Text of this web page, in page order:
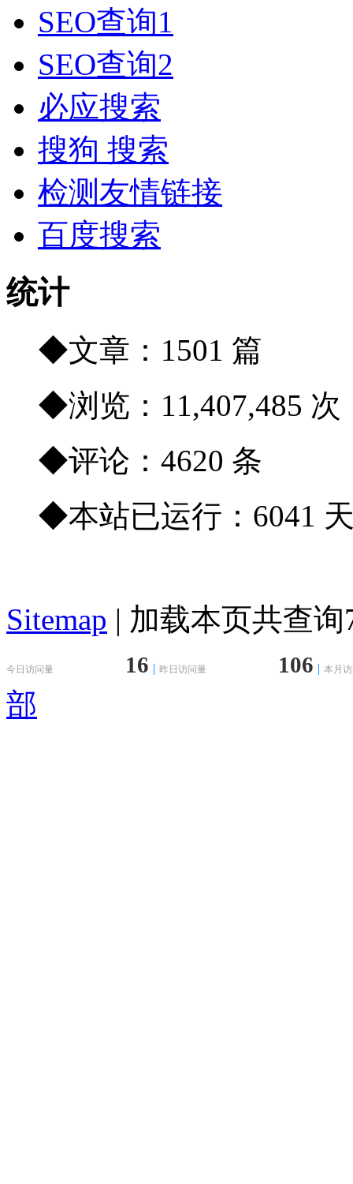
SEO查询1
SEO查询2
必应搜索
搜狗 搜索
检测友情链接
百度搜索
统计
◆文章：1501 篇
◆浏览：11,407,485 次
◆评论：4620 条
◆本站已运行：6041
Sitemap | 加载本页共查
今日访问量 16 昨日访问量 106 本月
部